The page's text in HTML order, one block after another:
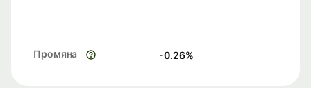
Промяна -0.26%